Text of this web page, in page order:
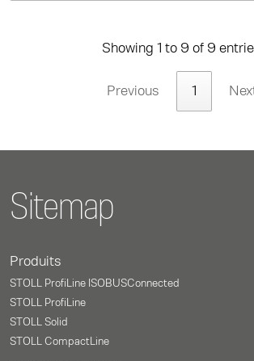
Showing 1 to 9 of 9
Previous 1
Sitemap
Produits
STOLL ProfiLine ISOBUSConnected
STOLL ProfiLine
STOLL Solid
STOLL CompactLine